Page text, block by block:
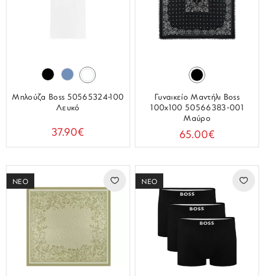
Μπλούζα Boss 50565324-100
Λευκό
37.90€
Γυναικείο Μαντήλι Boss
100x100 50566383-001
Μαύρο
65.00€
ΝΕΟ ΝΕΟ